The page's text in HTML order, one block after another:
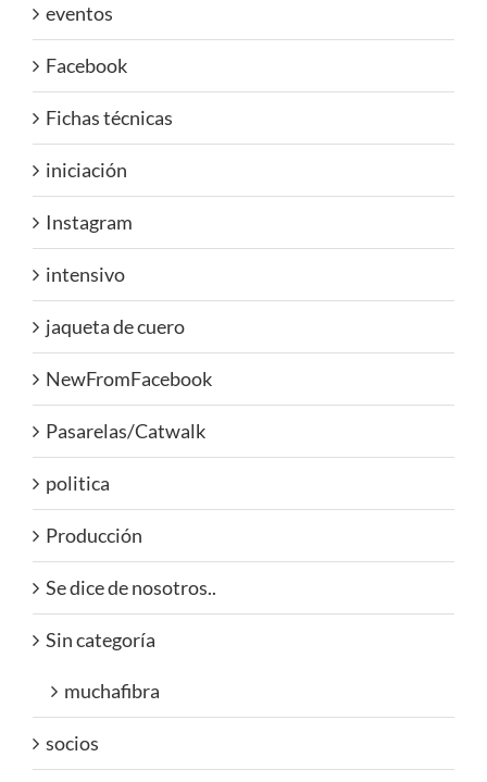
eventos
Facebook
Fichas técnicas
iniciación
Instagram
intensivo
jaqueta de cuero
NewFromFacebook
Pasarelas/Catwalk
politica
Producción
Se dice de nosotros..
Sin categoría
muchafibra
socios